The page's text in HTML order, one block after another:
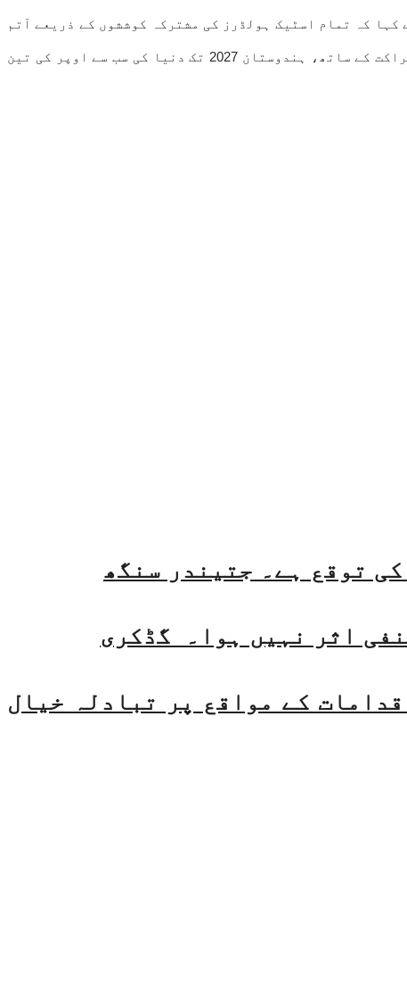
کہ تمام اسٹیک ہولڈرز کی مشترکہ کوششوں کے ذریعے آتم
نیر بھر اور وکستبھارت کا ہدف حاصل کیا جا سکتا ہے۔ انہوں نے اس اعتماد کا اظہار کیا کہ نجی شعبے کی بڑھتی ہوئی شراکت کے ساتھ، ہندوستان 2027 تک دنیا کی سب سے اوپر کی تین
اثر نہیں ہوا۔ گڈکری
کے مواقع پر تبادلہ خیال